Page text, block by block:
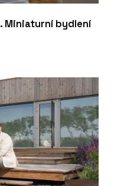
Miniaturní bydlení